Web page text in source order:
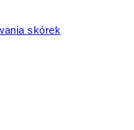
skórek